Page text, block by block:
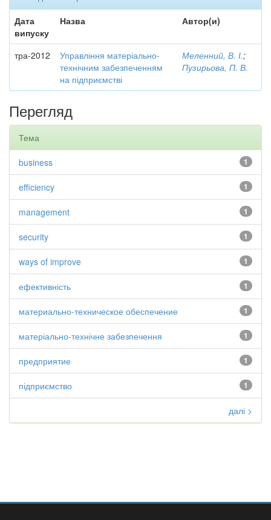
Дата
випуску
Назва Автор(и)
тра-2012
Управління матеріально-
технічним забезпеченням
на підприємстві
Меленний, В. І.;
Пузирьова, П. В.
Перегляд
Тема
1
business
1
efficiency
1
management
1
security
1
ways of improve
1
ефективність
1
материально-техническое обеспечение
1
матеріально-технічне забезпечення
1
предприятие
1
підприємство
далі >